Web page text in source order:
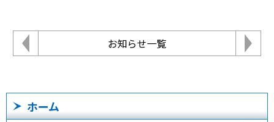
お知らせ一覧
ホーム